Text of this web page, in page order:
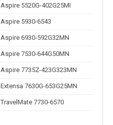
Aspire 5520G-402G25MI
Aspire 5930-6543
Aspire 6930-592G32MN
Aspire 7530-644G50MN
Aspire 7735Z-423G323MN
Extensa 7630G-653G25MN
TravelMate 7730-6570